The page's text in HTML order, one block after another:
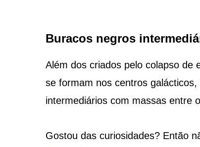
Buracos negros
Além dos criados pelo colapso de
se formam nos centros
intermediários com massas entre
Gostou das curiosidades? Então